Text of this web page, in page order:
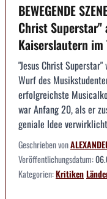
BEWEGENDE
Christ Superstar"
Kaiserslautern im
"Jesus Christ
Wurf des
erfolgreichste
war Anfang 20, als er
geniale Idee
Geschrieben von
Veröffentlichungsdatum:
Kategorien:Kritiken